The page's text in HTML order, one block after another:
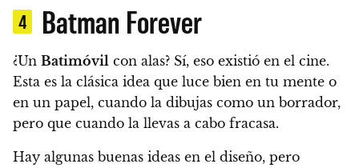
4 Batman Forever
¿Un Batimóvil con alas? Sí, eso existió en el cine.
Esta es la clásica idea que luce bien en tu mente o
en un papel, cuando la dibujas como un borrador,
pero que cuando la llevas a cabo fracasa.
Hay algunas buenas ideas en el diseño, pero